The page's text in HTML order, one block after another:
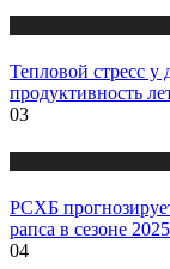
Тепловой стресс у
продуктивность
03
РСХБ
рапса в сезоне
04